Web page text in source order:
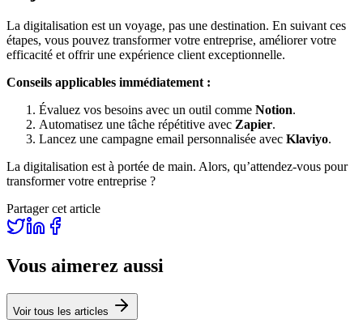
La digitalisation est un voyage, pas une destination. En suivant ces
étapes, vous pouvez transformer votre entreprise, améliorer votre
efficacité et offrir une expérience client exceptionnelle.
Conseils applicables immédiatement :
Évaluez vos besoins avec un outil comme Notion.
Automatisez une tâche répétitive avec Zapier.
Lancez une campagne email personnalisée avec Klaviyo.
La digitalisation est à portée de main. Alors, qu’attendez-vous pour
transformer votre entreprise ?
Partager cet article
Vous aimerez aussi
Voir tous les articles